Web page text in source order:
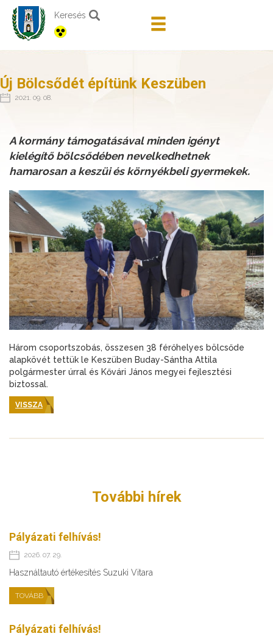
Keresés
Új Bölcsődét építünk Keszüben
2021. 09. 08.
A kormány támogatásával minden igényt
kielégítő bölcsődében nevelkedhetnek
hamarosan a keszüi és környékbeli gyermekek.
Három csoportszobás, összesen 38 férőhelyes bölcsőde
alapkövét tettük le Keszüben Buday-Sántha Attila
polgármester úrral és Kővári János megyei fejlesztési
biztossal.
VISSZA
További hírek
Pályázati felhívás!
2026. 07. 29.
Használtautó értékesítés Suzuki Vitara
TOVÁBB
Pályázati felhívás!